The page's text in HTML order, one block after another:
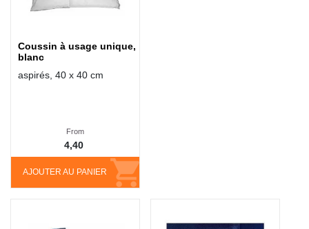
Coussin à usage unique,
blanc
aspirés, 40 x 40 cm
AJOUTER AU PANIER
From
4,40